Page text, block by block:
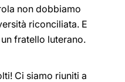
non dobbiamo
riconciliata. E
fratello luterano.
Ci siamo riuniti a